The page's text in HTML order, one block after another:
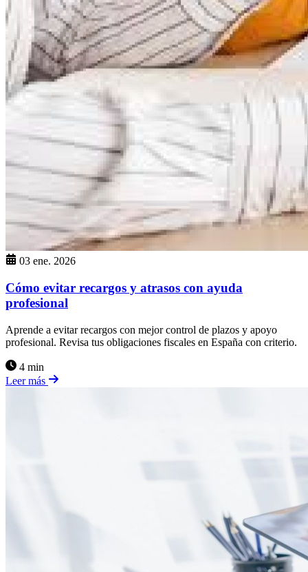
03 ene. 2026
Cómo evitar recargos y atrasos con ayuda
profesional
Aprende a evitar recargos con mejor control de plazos y apoyo
profesional. Revisa tus obligaciones fiscales en España con criterio.
4 min
Leer más